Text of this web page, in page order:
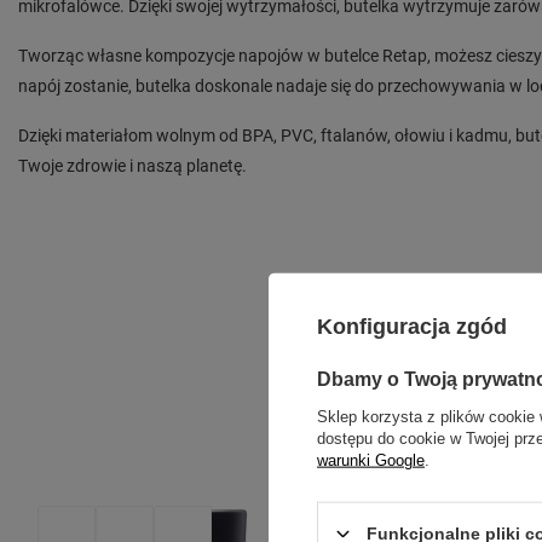
mikrofalówce. Dzięki swojej wytrzymałości, butelka wytrzymuje
Tworząc własne kompozycje napojów w butelce Retap, możesz
napój zostanie, butelka doskonale nadaje się do przechowywania w
Dzięki materiałom wolnym od BPA, PVC, ftalanów, ołowiu i kadmu,
Twoje zdrowie i naszą planetę.
Konfiguracja zgód
Dbamy o Twoją
Sklep korzysta z plików cookie
dostępu do cookie w Twojej
warunki Google
Funkcjonalne pliki